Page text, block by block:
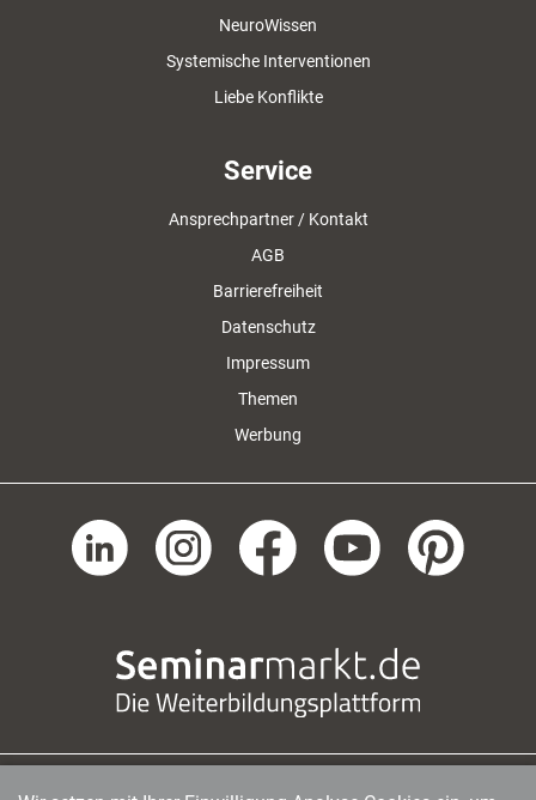
NeuroWissen
Systemische Interventionen
Liebe Konflikte
Service
Ansprechpartner / Kontakt
AGB
Barrierefreiheit
Datenschutz
Impressum
Themen
Werbung